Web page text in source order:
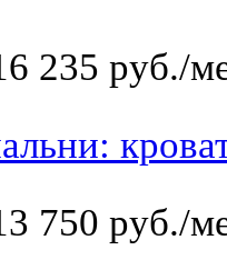
235 руб./
750 руб./